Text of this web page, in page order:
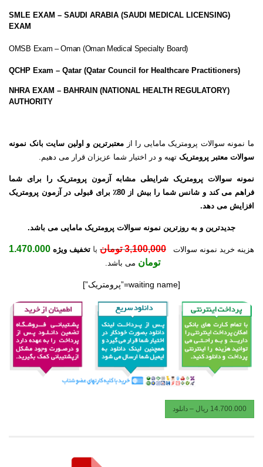
(SMLE EXAM – SAUDI ARABIA (SAUDI MEDICAL LICENSING
EXAM
(OMSB Exam – Oman (Oman Medical Specialty Board
(QCHP Exam – Qatar (Qatar Council for Healthcare Practitioners
(NHRA EXAM – BAHRAIN (NATIONAL HEALTH REGULATORY
AUTHORITY
ما نمونه سوالات پرومتریک مامایی را ازمعتبرترین و اولین سایت بانک نمونه
سوالات معتبر پرومتریک تهیه و در اختیار شما عزیزان قرار می دهیم.
نمونه سوالات پرومتریک شرایطی مشابه آزمون پرومتریک را برای شما
فراهم می کند و شانس شما را بیش از 80٪ برای قبولی در آزمون پرومتریک
افزایش می دهد.
جدیدترین و به روزترین نمونه سوالات پرومتریک مامایی می باشد.
هزینه خرید نمونه سوالات 3,100,000 تومان با تخفیف ویژه 1.470.000
تومان می باشد.
[waiting name=”پرومتریک”]
14.700.000 ریال – دانلود